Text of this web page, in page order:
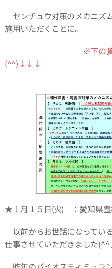
センチュウ対策のメカニズ
施用いただくことに。
※下の
(^^)↓↓↓
★１月１５日(火) ：愛知県豊
以前からお世話になってい
仕事させていただきました